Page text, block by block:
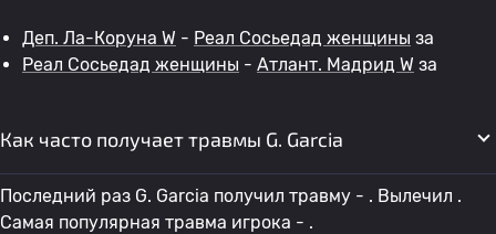
Деп. Ла-Коруна W - Реал Сосьедад женщины за
Реал Сосьедад женщины - Атлант. Мадрид W за
Как часто получает травмы G. Garcia
Последний раз G. Garcia получил травму - . Вылечил .
Самая популярная травма игрока - .